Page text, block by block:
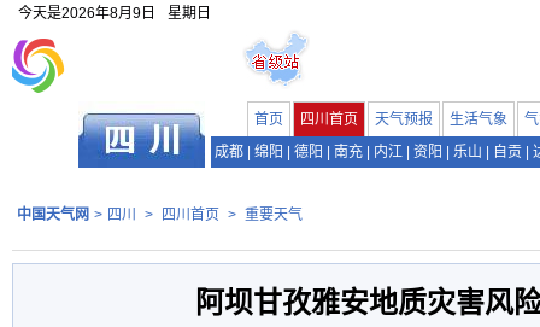
今天是2026年8月9日 星期日
首页 四川首页 天气预报 生活气象
成都
绵阳 德阳 南充 内江 资阳 乐山 自贡
中国天气网 > 四川 > 四川首页 > 重要天气
阿坝甘孜雅安地质灾害风